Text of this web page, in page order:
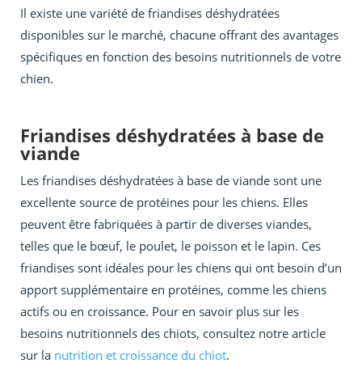
Il existe une variété de friandises déshydratées
disponibles sur le marché, chacune offrant des avantages
spécifiques en fonction des besoins nutritionnels de votre
chien.
Friandises déshydratées à base de
viande
Les friandises déshydratées à base de viande sont une
excellente source de protéines pour les chiens. Elles
peuvent être fabriquées à partir de diverses viandes,
telles que le bœuf, le poulet, le poisson et le lapin. Ces
friandises sont idéales pour les chiens qui ont besoin d’un
apport supplémentaire en protéines, comme les chiens
actifs ou en croissance. Pour en savoir plus sur les
besoins nutritionnels des chiots, consultez notre article
sur la nutrition et croissance du chiot.